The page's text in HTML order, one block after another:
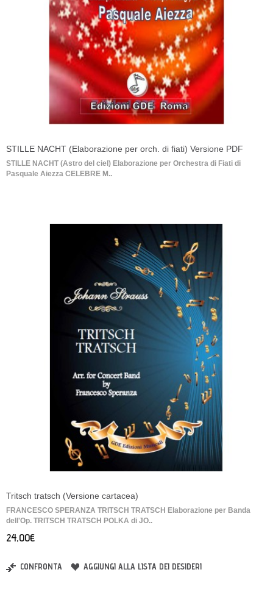
STILLE NACHT (Elaborazione per orch. di fiati) Versione PDF
STILLE NACHT (Astro del ciel) Elaborazione per Orchestra di Fiati di
Pasquale Aiezza CELEBRE M..
Tritsch tratsch (Versione cartacea)
FRANCESCO SPERANZA TRITSCH TRATSCH Elaborazione per Banda
dell'Op. TRITSCH TRATSCH POLKA di JO..
24,00€
CONFRONTA AGGIUNGI ALLA LISTA DEI DESIDERI